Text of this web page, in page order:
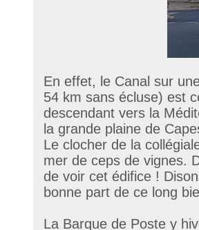
En effet, le Canal sur
54 km sans écluse) est
descendant vers la
la grande plaine de
Le clocher de la
mer de ceps de vignes.
de voir cet édifice !
bonne part de ce long
La Barque de Poste y